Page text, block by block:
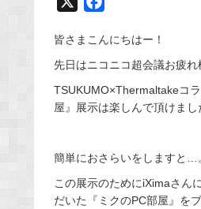
c
e
b
o
皆さまこんにちはー！
先日はニコニコ超会議お疲れ
TSUKUMO×Thermaltakeコ
屋』展示は楽しんで頂けまし
簡単におさらいをしますと…
この展示のためにiXimaさん
だいた『ミクのPC部屋』を